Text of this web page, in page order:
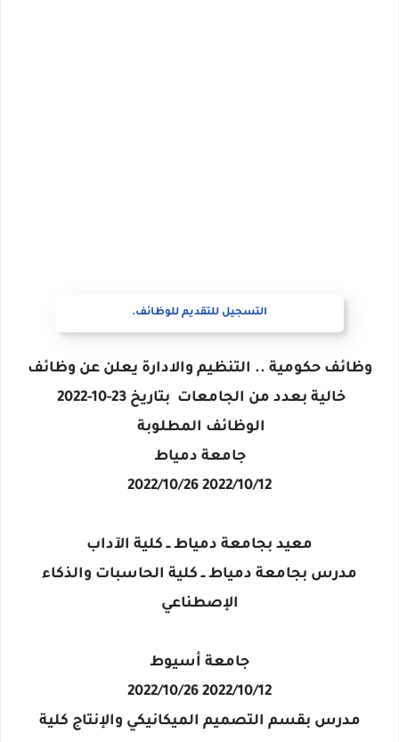
التسجيل للتقديم للوظائف.
وظائف حكومية .. التنظيم والادارة يعلن عن وظائف
خالية بعدد من الجامعات بتاريخ 23-10-2022
الوظائف المطلوبة
جامعة دمياط
2022/10/12 2022/10/26
معيد بجامعة دمياط ــ كلية الآداب
مدرس بجامعة دمياط ــ كلية الحاسبات والذكاء
الإصطناعي
جامعة أسيوط
2022/10/12 2022/10/26
مدرس بقسم التصميم الميكانيكي والإنتاج كلية